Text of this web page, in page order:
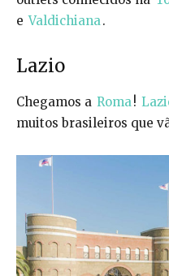
e Valdichiana.
Lazio
Chegamos a Roma!
muitos brasileiros que